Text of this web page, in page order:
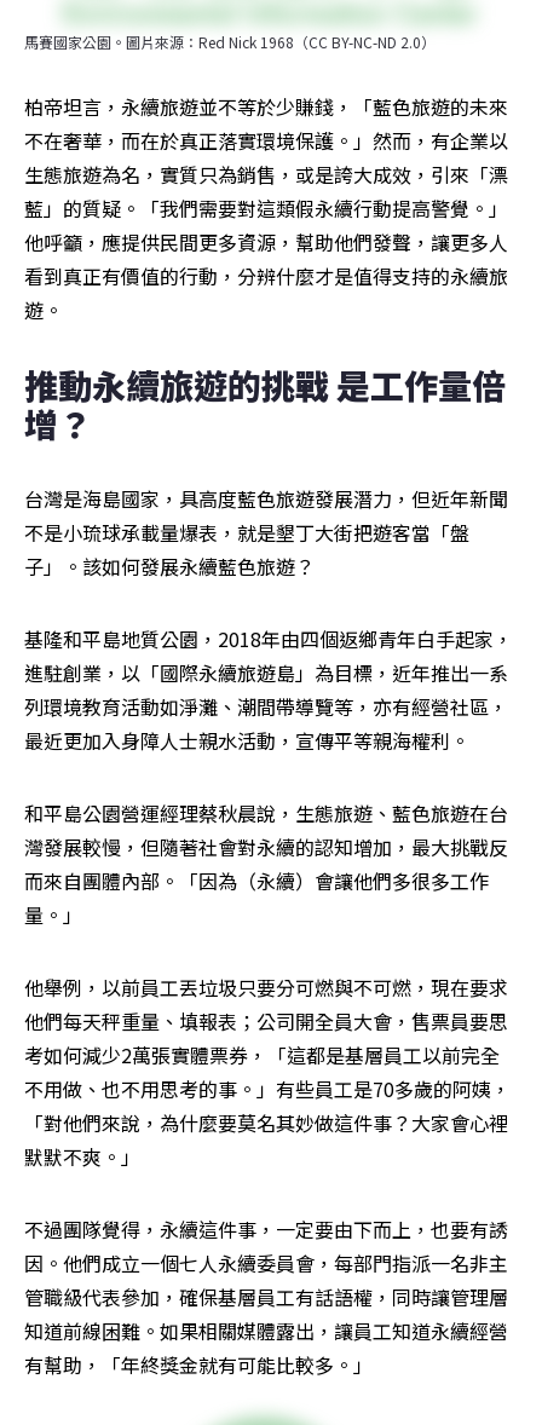
馬賽國家公園。圖片來源：Red Nick 1968（CC BY-NC-ND 2.0）
柏帝坦言，永續旅遊並不等於少賺錢，「藍色旅遊的未來
不在奢華，而在於真正落實環境保護。」然而，有企業以
生態旅遊為名，實質只為銷售，或是誇大成效，引來「漂
藍」的質疑。「我們需要對這類假永續行動提高警覺。」
他呼籲，應提供民間更多資源，幫助他們發聲，讓更多人
看到真正有價值的行動，分辨什麼才是值得支持的永續旅
遊。
推動永續旅遊的挑戰 是工作量倍
增？
台灣是海島國家，具高度藍色旅遊發展潛力，但近年新聞
不是小琉球承載量爆表，就是墾丁大街把遊客當「盤
子」。該如何發展永續藍色旅遊？
基隆和平島地質公園，2018年由四個返鄉青年白手起家，
進駐創業，以「國際永續旅遊島」為目標，近年推出一系
列環境教育活動如淨灘、潮間帶導覽等，亦有經營社區，
最近更加入身障人士親水活動，宣傳平等親海權利。
和平島公園營運經理蔡秋晨說，生態旅遊、藍色旅遊在台
灣發展較慢，但隨著社會對永續的認知增加，最大挑戰反
而來自團體內部。「因為（永續）會讓他們多很多工作
量。」
他舉例，以前員工丟垃圾只要分可燃與不可燃，現在要求
他們每天秤重量、填報表；公司開全員大會，售票員要思
考如何減少2萬張實體票券，「這都是基層員工以前完全
不用做、也不用思考的事。」有些員工是70多歲的阿姨，
「對他們來說，為什麼要莫名其妙做這件事？大家會心裡
默默不爽。」
不過團隊覺得，永續這件事，一定要由下而上，也要有誘
因。他們成立一個七人永續委員會，每部門指派一名非主
管職級代表參加，確保基層員工有話語權，同時讓管理層
知道前線困難。如果相關媒體露出，讓員工知道永續經營
有幫助，「年終獎金就有可能比較多。」